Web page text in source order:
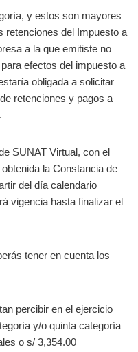
y estos son mayores
retenciones del Impuesto a
a la que emitiste no
efectos del impuesto a
obligada a solicitar
retenciones y pagos a
SUNAT Virtual, con el
la Constancia de
del día calendario
vigencia hasta finalizar el
tener en cuenta los
percibir en el ejercicio
y/o quinta categoría
o s/ 3,354.00